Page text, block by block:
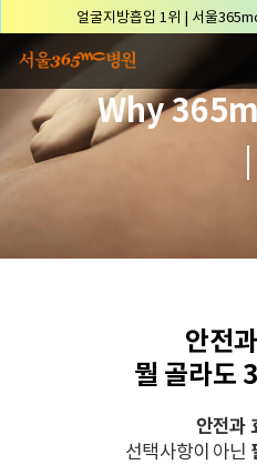
배파가리 1위 | 서울
🏆대한민국 최대 15층 규
🏆대한민국 첫번째 '
🏆지방흡입 고객 만족
🏆대한민국 최다 지방
🏆서울365mc병원 부위별 최다 지방
복부지방흡입 1위 | 서울
허파고리 1위 | 서울365mc병
🏆대한민국 최대 15층 규
🏆대한민국 첫번째 '병
🏆지방흡입 고객 만족
🏆대한민국 최다 지방흡
본문 바로가기
Why
안전
뭘 골라도
안전과
선택사항이 아닌